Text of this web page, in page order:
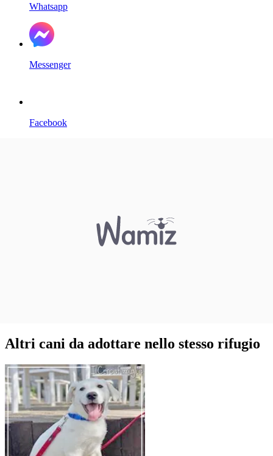
Whatsapp
Messenger
Facebook
Altri cani da adottare nello stesso rifugio